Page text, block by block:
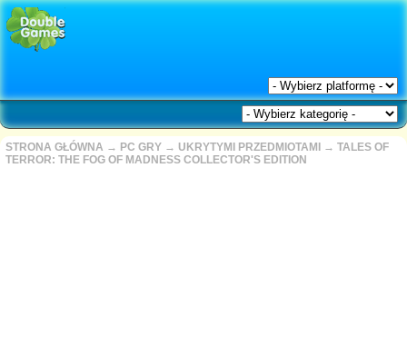
STRONA GŁÓWNA → PC GRY → UKRYTYMI PRZEDMIOTAMI → TALES OF
TERROR: THE FOG OF MADNESS COLLECTOR'S EDITION